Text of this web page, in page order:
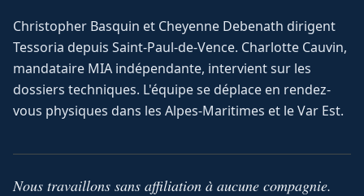
Christopher Basquin et Cheyenne Debenath dirigent
Tessoria depuis Saint-Paul-de-Vence. Charlotte Cauvin,
mandataire MIA indépendante, intervient sur les
dossiers techniques. L'équipe se déplace en rendez-
vous physiques dans les Alpes-Maritimes et le Var Est.
Nous travaillons sans affiliation à aucune compagnie.